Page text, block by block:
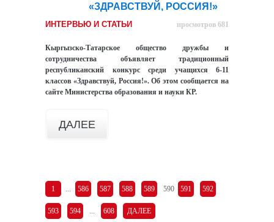
«ЗДРАВСТВУЙ, РОССИЯ!»
ИНТЕРВЬЮ И СТАТЬИ просмотров 681
Кыргызско-Татарское общество дружбы и
сотрудничества объявляет традиционный
республиканский конкурс среди учащихся 6-11
классов «Здравствуй, Россия!». Об этом сообщается на
сайте Министерства образования и науки КР.
ДАЛЕЕ
1 586 587 588 589 590 591 592
593 594 608 ДАЛЕЕ